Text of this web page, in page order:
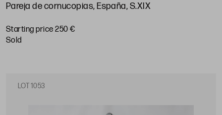
Pareja de cornucopias, España, S.XIX
Starting price 250 €
sold
LOT 1053